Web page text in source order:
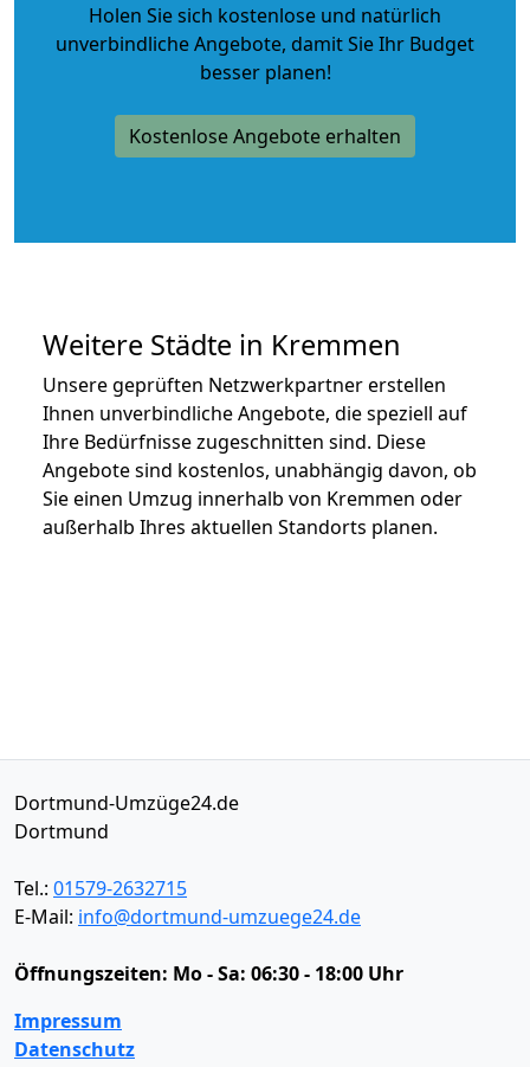
Holen Sie sich kostenlose und natürlich
unverbindliche Angebote, damit Sie Ihr Budget
besser planen!
Kostenlose Angebote erhalten
Weitere Städte in Kremmen
Unsere geprüften Netzwerkpartner erstellen
Ihnen unverbindliche Angebote, die speziell auf
Ihre Bedürfnisse zugeschnitten sind. Diese
Angebote sind kostenlos, unabhängig davon, ob
Sie einen Umzug innerhalb von Kremmen oder
außerhalb Ihres aktuellen Standorts planen.
Dortmund-Umzüge24.de
Dortmund
Tel.: 01579-2632715
E-Mail: info@dortmund-umzuege24.de
Öffnungszeiten: Mo - Sa: 06:30 - 18:00 Uhr
Impressum
Datenschutz